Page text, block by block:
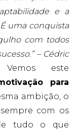
e a
uma conquista
com todos
– Cédric
Vemos este
para
ambição, o
sempre com os
tudo o que